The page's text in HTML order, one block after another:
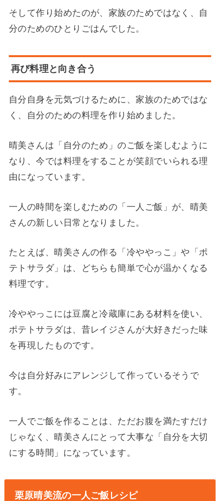
そして作り始めたのが、家族のためではなく、自
分のためのひとりごはんでした。
再び料理と向き合う
自分自身を元気づけるために、家族のためではな
く、自分のための料理を作り始めました。
晴美さんは「自分のため」のご飯を楽しむように
なり、今では料理をすることが笑顔でいられる理
由になっています。
一人の時間を楽しむための「一人ご飯」が、晴美
さんの新しい日常となりました。
たとえば、晴美さんの作る「冷ややっこ」や「ポ
テトサラダ」は、どちらも簡単で心が温かくなる
料理です。
冷ややっこには豆腐と冷蔵庫にある材料を使い、
ポテトサラダは、昔レイジさんが大好きだった味
を再現したものです。
今は自分好みにアレンジして作っているそうで
す。
一人でご飯を作ることは、ただお腹を満たすだけ
じゃなく、晴美さんにとって大事な「自分を大切
にする時間」になっています。
栗原晴美流の一人ご飯レシピ